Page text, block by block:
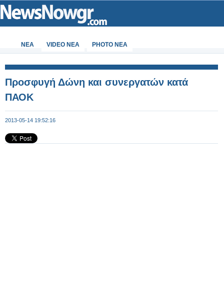
ΝΕΑ VIDEO NEA PHOTO NEA
Προσφυγή Δώνη και συνεργατών κατά
ΠΑΟΚ
2013-05-14 19:52:16